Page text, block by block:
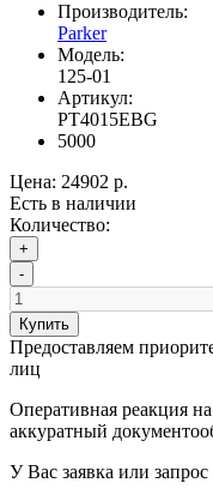
Производитель:
Parker
Модель:
125-01
Артикул:
PT4015EBG
5000
Цена: 24902 р.
Есть в наличии
Количество:
+
-
Купить
Предоставляем
лиц
Оперативная реакция
аккуратный
У Вас заявка или